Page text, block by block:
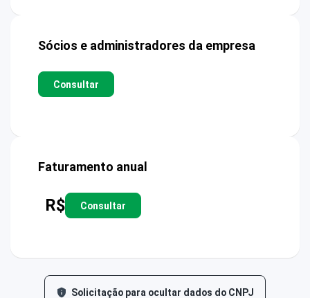
Sócios e administradores da empresa
Consultar
Faturamento anual
R$ Consultar
Solicitação para ocultar dados do CNPJ